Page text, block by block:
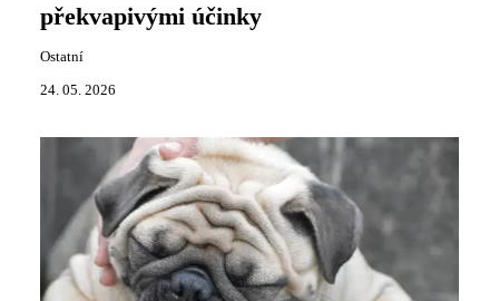
překvapivými účinky
Ostatní
24. 05. 2026